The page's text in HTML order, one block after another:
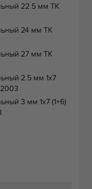
22.5 мм ТК
24 мм ТК
27 мм ТК
2.5 мм 1х7
3 мм 1х7 (1+6)